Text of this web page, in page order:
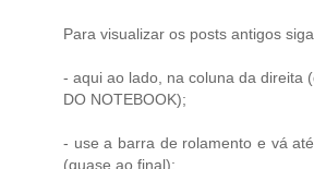
Para visualizar os posts antigos
- aqui ao lado, na coluna da direita
DO NOTEBOOK);
- use a barra de rolamento e vá
(quase ao final);